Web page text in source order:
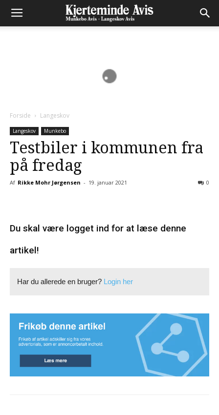
Forside Langeskov
Langeskov Munkebo
Testbiler i kommunen fra
på fredag
Af Rikke Mohr Jørgensen - 19. januar 2021 0
Du skal være logget ind for at læse denne
artikel!
Har du allerede en bruger? Login her